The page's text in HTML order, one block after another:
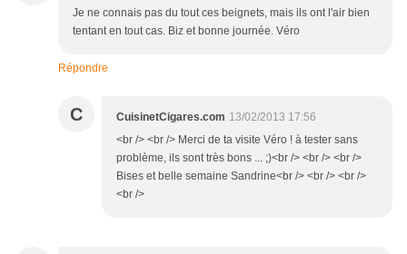
Je ne connais pas du tout ces beignets, mais ils ont l'air bien
tentant en tout cas. Biz et bonne journée. Véro
Répondre
C CuisinetCigares.com 13/02/2013 17:56
<br /> <br /> Merci de ta visite Véro ! à tester sans
problème, ils sont très bons ... ;)<br /> <br /> <br />
Bises et belle semaine Sandrine<br /> <br /> <br />
<br />